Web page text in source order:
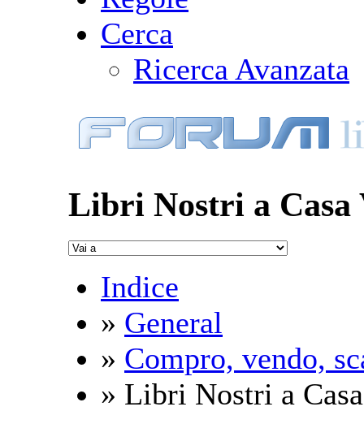
Cerca
Ricerca Avanzata
Libri Nostri a Casa
Indice
» General
» Compro, vendo,
» Libri Nostri a